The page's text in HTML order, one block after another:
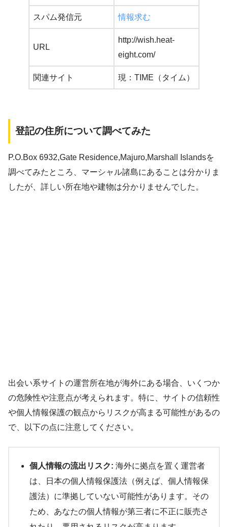
スパム発信元 情報求む
URL
http://wish.heat-
eight.com/
関連サイト 現：TIME（タイム）
登記の住所について調べてみた
P.O.Box 6932,Gate Residence,Majuro,Marshall Islandsを
調べてみたところ、マーシャル諸島にあることは分かりま
したが、詳しい所在地や建物は分かりませんでした。
出会い系サイトの運営所在地が海外にある場合、いくつか
の危険性や注意点が考えられます。特に、サイトの信頼性
や個人情報保護の観点からリスクが高まる可能性があるの
で、以下の点に注意してください。
個人情報の流出リスク: 海外に拠点を置く運営者
は、日本の個人情報保護法（例えば、個人情報保
護法）に準拠していない可能性があります。その
ため、あなたの個人情報が第三者に不正に販売さ